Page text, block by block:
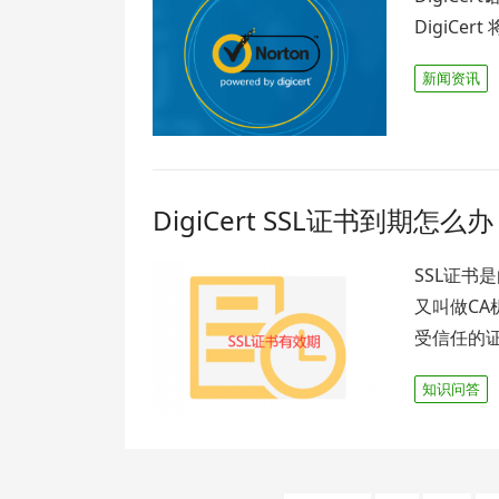
DigiCert
新闻资讯
DigiCert SSL证书到期怎么
SSL证书
又叫做CA
受信任的
知识问答